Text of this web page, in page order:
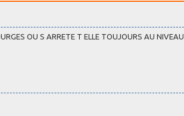
OU S ARRETE T ELLE TOUJOURS AU NIVEAU